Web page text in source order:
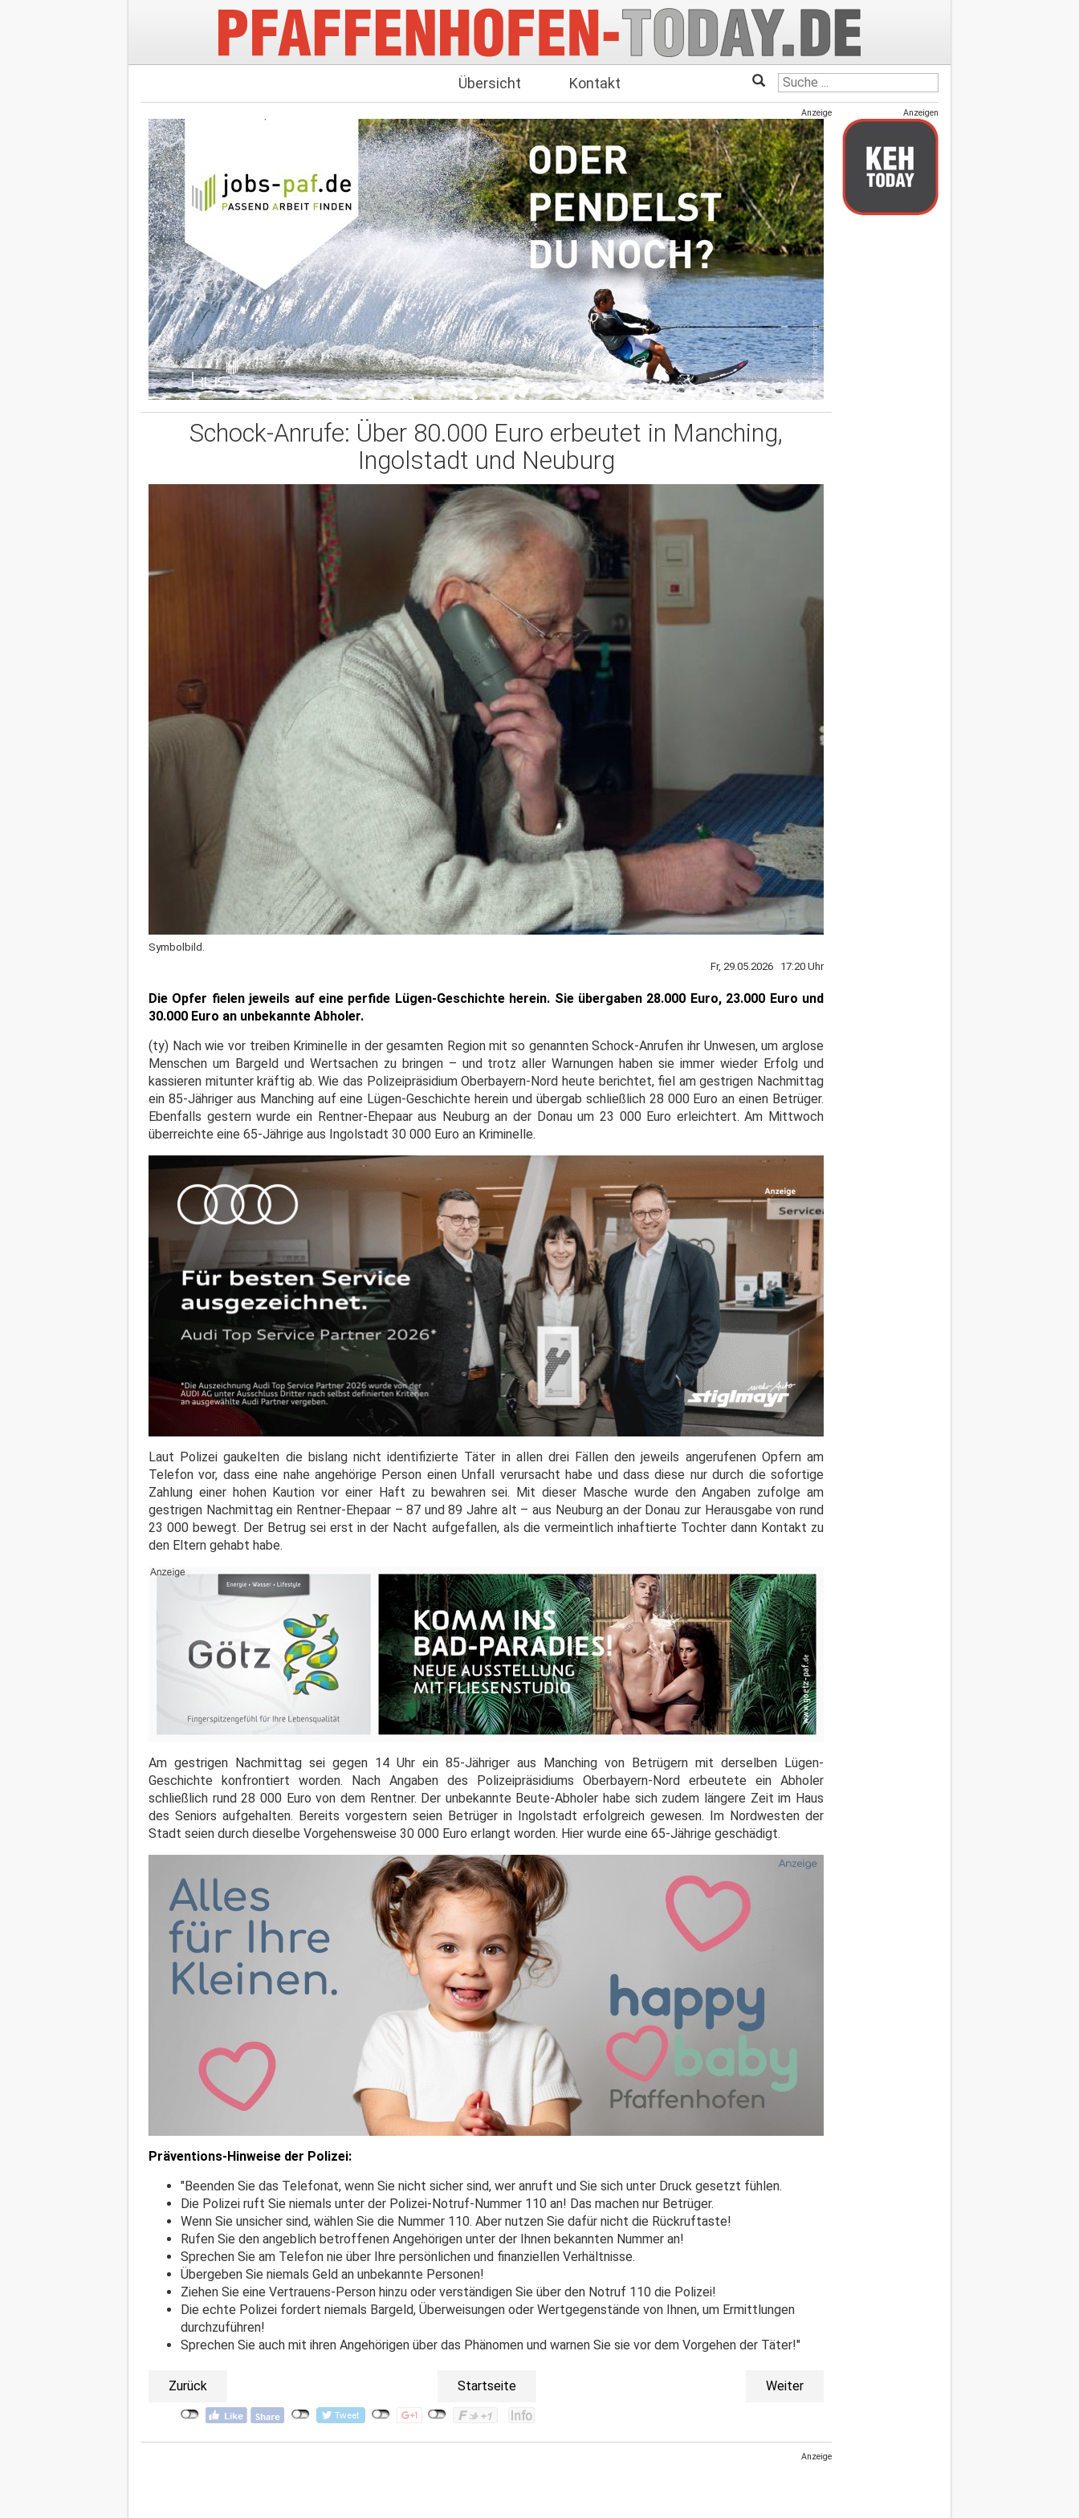
Übersicht Kontakt
Anzeige
Schock-Anrufe: Über 80.000 Euro erbeutet in Manching,
Ingolstadt und Neuburg
Symbolbild.
Fr, 29.05.2026 17:20 Uhr
Die Opfer fielen jeweils auf eine perfide Lügen-Geschichte herein. Sie übergaben 28.000 Euro, 23.000 Euro und
30.000 Euro an unbekannte Abholer.
(ty) Nach wie vor treiben Kriminelle in der gesamten Region mit so genannten Schock-Anrufen ihr Unwesen, um arglose
Menschen um Bargeld und Wertsachen zu bringen – und trotz aller Warnungen haben sie immer wieder Erfolg und
kassieren mitunter kräftig ab. Wie das Polizeipräsidium Oberbayern-Nord heute berichtet, fiel am gestrigen Nachmittag
ein 85-Jähriger aus Manching auf eine Lügen-Geschichte herein und übergab schließlich 28 000 Euro an einen Betrüger.
Ebenfalls gestern wurde ein Rentner-Ehepaar aus Neuburg an der Donau um 23 000 Euro erleichtert. Am Mittwoch
überreichte eine 65-Jährige aus Ingolstadt 30 000 Euro an Kriminelle.
Laut Polizei gaukelten die bislang nicht identifizierte Täter in allen drei Fällen den jeweils angerufenen Opfern am
Telefon vor, dass eine nahe angehörige Person einen Unfall verursacht habe und dass diese nur durch die sofortige
Zahlung einer hohen Kaution vor einer Haft zu bewahren sei. Mit dieser Masche wurde den Angaben zufolge am
gestrigen Nachmittag ein Rentner-Ehepaar – 87 und 89 Jahre alt – aus Neuburg an der Donau zur Herausgabe von rund
23 000 bewegt. Der Betrug sei erst in der Nacht aufgefallen, als die vermeintlich inhaftierte Tochter dann Kontakt zu
den Eltern gehabt habe.
Am gestrigen Nachmittag sei gegen 14 Uhr ein 85-Jähriger aus Manching von Betrügern mit derselben Lügen-
Geschichte konfrontiert worden. Nach Angaben des Polizeipräsidiums Oberbayern-Nord erbeutete ein Abholer
schließlich rund 28 000 Euro von dem Rentner. Der unbekannte Beute-Abholer habe sich zudem längere Zeit im Haus
des Seniors aufgehalten. Bereits vorgestern seien Betrüger in Ingolstadt erfolgreich gewesen. Im Nordwesten der
Stadt seien durch dieselbe Vorgehensweise 30 000 Euro erlangt worden. Hier wurde eine 65-Jährige geschädigt.
Präventions-Hinweise der Polizei:
"Beenden Sie das Telefonat, wenn Sie nicht sicher sind, wer anruft und Sie sich unter Druck gesetzt fühlen.
Die Polizei ruft Sie niemals unter der Polizei-Notruf-Nummer 110 an! Das machen nur Betrüger.
Wenn Sie unsicher sind, wählen Sie die Nummer 110. Aber nutzen Sie dafür nicht die Rückruftaste!
Rufen Sie den angeblich betroffenen Angehörigen unter der Ihnen bekannten Nummer an!
Sprechen Sie am Telefon nie über Ihre persönlichen und finanziellen Verhältnisse.
Übergeben Sie niemals Geld an unbekannte Personen!
Ziehen Sie eine Vertrauens-Person hinzu oder verständigen Sie über den Notruf 110 die Polizei!
Die echte Polizei fordert niemals Bargeld, Überweisungen oder Wertgegenstände von Ihnen, um Ermittlungen
durchzuführen!
​​​​​​Sprechen Sie auch mit ihren Angehörigen über das Phänomen und warnen Sie sie vor dem Vorgehen der Täter!"
Zurück Startseite Weiter
Anzeige
Anzeigen